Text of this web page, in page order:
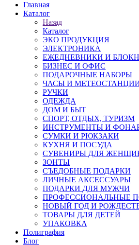
Главная
Каталог
Назад
Каталог
ЭКО ПРОДУКЦИЯ
ЭЛЕКТРОНИКА
ЕЖЕДНЕВНИКИ И
БИЗНЕС И ОФИС
ПОДАРОЧНЫЕ НАБОРЫ
ЧАСЫ И
РУЧКИ
ОДЕЖДА
ДОМ И БЫТ
СПОРТ, ОТДЫХ, ТУРИЗМ
ИНСТРУМЕНТЫ И
СУМКИ И РЮКЗАКИ
КУХНЯ И ПОСУДА
СУВЕНИРЫ ДЛЯ
ЗОНТЫ
СЪЕДОБНЫЕ ПОДАРКИ
ЛИЧНЫЕ АКСЕССУАРЫ
ПОДАРКИ ДЛЯ МУЖЧИ
ПРОФЕССИОНАЛЬНЫЕ
НОВЫЙ ГОД И
ТОВАРЫ ДЛЯ ДЕТЕЙ
УПАКОВКА
Полиграфия
Блог